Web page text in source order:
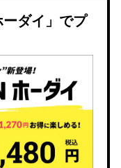
ーダイ」でプ